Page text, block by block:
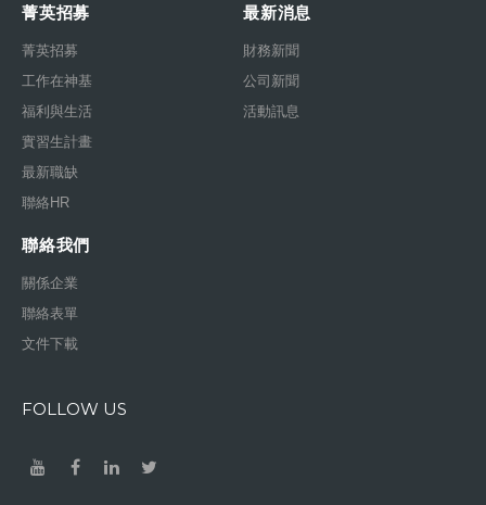
菁英招募
菁英招募
工作在神基
福利與生活
實習生計畫
最新職缺
聯絡HR
最新消息
財務新聞
公司新聞
活動訊息
聯絡我們
關係企業
聯絡表單
文件下載
FOLLOW US